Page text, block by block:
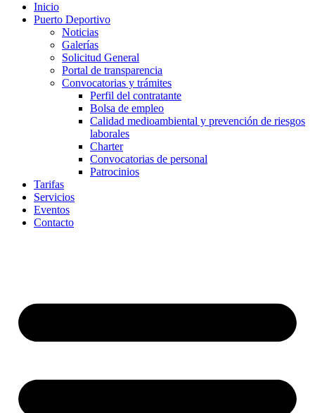
Inicio
Puerto Deportivo
Noticias
Galerías
Solicitud General
Portal de transparencia
Convocatorias y trámites
Perfil del contratante
Bolsa de empleo
Calidad medioambiental y prevención de riesgos
laborales
Charter
Convocatorias de personal
Patrocinios
Tarifas
Servicios
Eventos
Contacto